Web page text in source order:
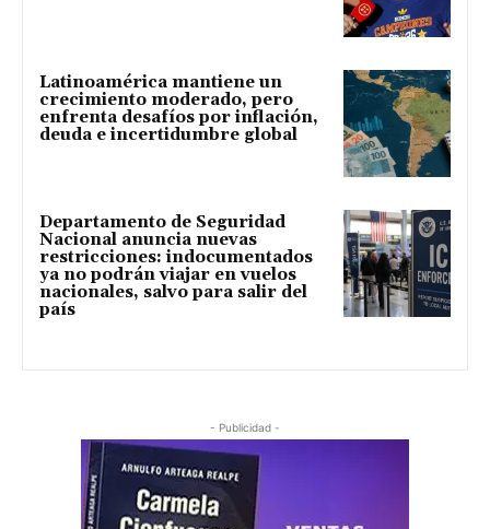
Latinoamérica mantiene un
crecimiento moderado, pero
enfrenta desafíos por inflación,
deuda e incertidumbre global
Departamento de Seguridad
Nacional anuncia nuevas
restricciones: indocumentados
ya no podrán viajar en vuelos
nacionales, salvo para salir del
país
- Publicidad -